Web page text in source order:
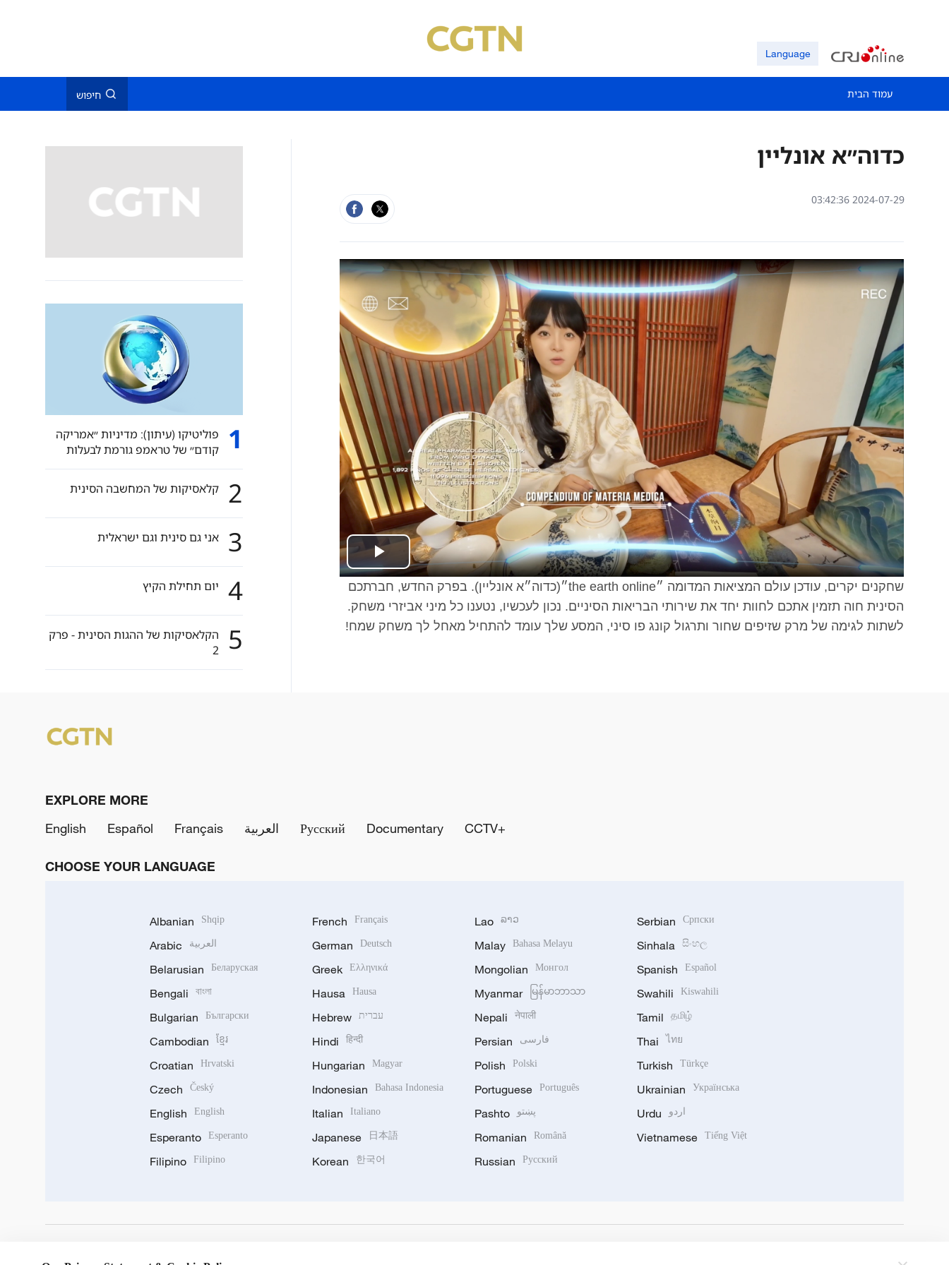
Language
עמוד הבית חיפוש
כדוה״א אונליין
03:42:36 2024-07-29
Play
Video
שחקנים יקרים, עודכן עולם המציאות המדומה ״the earth online״(כדוה״א אונליין). בפרק החדש, חברתכם
הסינית חוה תזמין אתכם לחוות יחד את שירותי הבריאות הסיניים. נכון לעכשיו, נטענו כל מיני אביזרי משחק.
לשתות לגימה של מרק שזיפים שחור ותרגול קונג פו סיני, המסע שלך עומד להתחיל מאחל לך משחק שמח!
1
פוליטיקו (עיתון): מדיניות ״אמריקה
קודם״ של טראמפ גורמת לבעלות
ברית מרכזיות של ארה״ב לפנות לכיוון
סין.
2 קלאסיקות של המחשבה הסינית
3 אני גם סינית וגם ישראלית
4 יום תחילת הקיץ
5
הקלאסיקות של ההגות הסינית - פרק
2
EXPLORE MORE
English
Español Français العربية Русский Documentary CCTV+
CHOOSE YOUR LANGUAGE
Albanian Shqip
Arabic العربية
Belarusian Беларуская
Bengali বাংলা
Bulgarian Български
Cambodian ខ្មែរ
Croatian Hrvatski
Czech Český
English English
Esperanto Esperanto
Filipino Filipino
French Français
German Deutsch
Greek Ελληνικά
Hausa Hausa
Hebrew עברית
Hindi हिन्दी
Hungarian Magyar
Indonesian Bahasa Indonesia
Italian Italiano
Japanese 日本語
Korean 한국어
Lao ລາວ
Malay Bahasa Melayu
Mongolian Монгол
Myanmar မြန်မာဘာသာ
Nepali नेपाली
Persian فارسی
Polish Polski
Portuguese Português
Pashto پښتو
Romanian Română
Russian Русский
Serbian Српски
Sinhala සිංහල
Spanish Español
Swahili Kiswahili
Tamil தமிழ்
Thai ไทย
Turkish Türkçe
Ukrainian Українська
Urdu اردو
Vietnamese Tiếng Việt